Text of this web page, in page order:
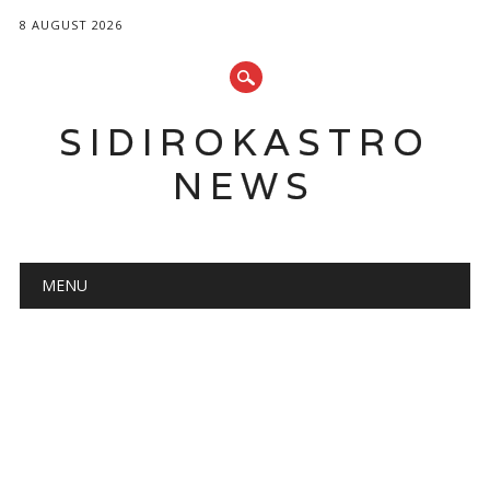
8 AUGUST 2026
SIDIROKASTRO
NEWS
Main menu
MENU